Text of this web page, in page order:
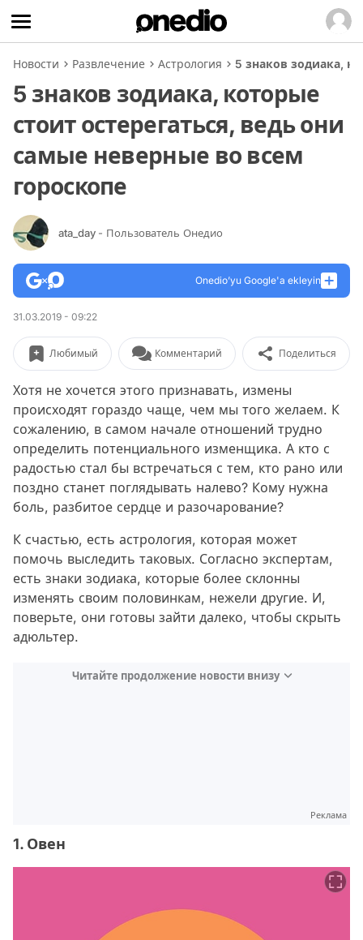
Новости Развлечение Астрология 5 знаков зодиака,
5 знаков зодиака, которые
стоит остерегаться, ведь они
самые неверные во всем
гороскопе
ata_day - Пользователь Онедио
Onedio’yu Google'a ekleyin
31.03.2019 - 09:22
Любимый Комментарий Поделиться
Хотя не хочется этого признавать, измены
происходят гораздо чаще, чем мы того желаем. К
сожалению, в самом начале отношений трудно
определить потенциального изменщика. А кто с
радостью стал бы встречаться с тем, кто рано или
поздно станет поглядывать налево? Кому нужна
боль, разбитое сердце и разочарование?
К счастью, есть астрология, которая может
помочь выследить таковых. Согласно экспертам,
есть знаки зодиака, которые более склонны
изменять своим половинкам, нежели другие. И,
поверьте, они готовы зайти далеко, чтобы скрыть
адюльтер.
Читайте продолжение новости внизу
Реклама
1. Овен